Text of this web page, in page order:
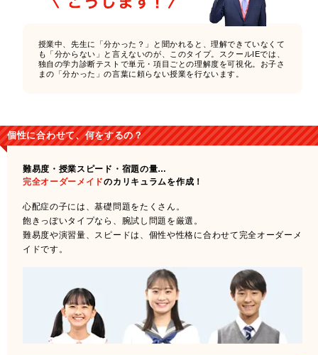
授業中、先生に「分かった？」と聞かれると、理解できていなくて
も「分からない」と言えないのが、このタイプ。スクールIEでは、
独自の学力診断テストで単元・項目ごとの理解度を可視化。お子さ
まの「分かった」の言葉に頼らない授業を行ないます。
個性に合わせて、何をするの？
難易度・授業スピード・宿題の量…
完全オーダーメイドのカリキュラムを作成！
心配症の子には、基礎問題をたくさん。
飽きっぽいタイプなら、腕試し問題を厳選。
難易度や演習量、スピードは、個性や性格に合わせて完全オーダーメ
イドです。